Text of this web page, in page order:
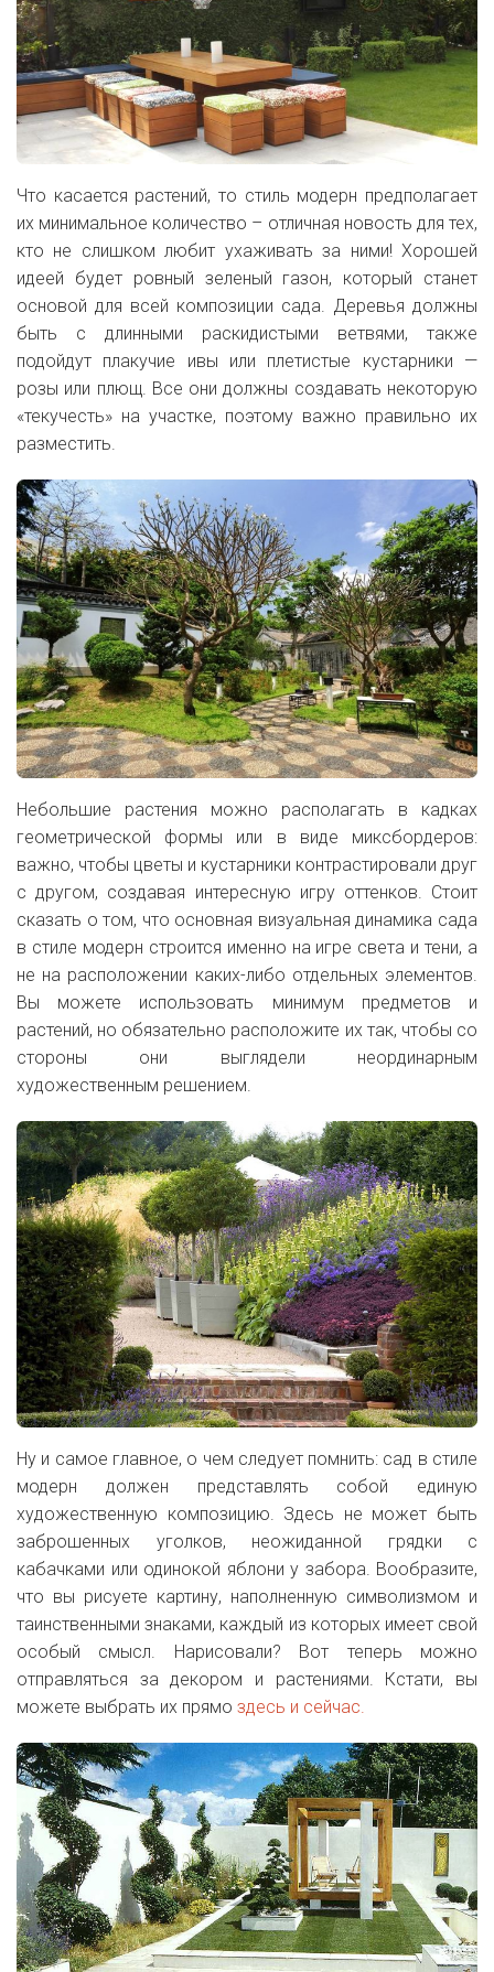
Что касается растений, то стиль модерн предполагает
их минимальное количество – отличная новость для тех,
кто не слишком любит ухаживать за ними! Хорошей
идеей будет ровный зеленый газон, который станет
основой для всей композиции сада. Деревья должны
быть с длинными раскидистыми ветвями, также
подойдут плакучие ивы или плетистые кустарники —
розы или плющ. Все они должны создавать некоторую
«текучесть» на участке, поэтому важно правильно их
разместить.
Небольшие растения можно располагать в кадках
геометрической формы или в виде миксбордеров:
важно, чтобы цветы и кустарники контрастировали друг
с другом, создавая интересную игру оттенков. Стоит
сказать о том, что основная визуальная динамика сада
в стиле модерн строится именно на игре света и тени, а
не на расположении каких-либо отдельных элементов.
Вы можете использовать минимум предметов и
растений, но обязательно расположите их так, чтобы со
стороны они выглядели неординарным
художественным решением.
Ну и самое главное, о чем следует помнить: сад в стиле
модерн должен представлять собой единую
художественную композицию. Здесь не может быть
заброшенных уголков, неожиданной грядки с
кабачками или одинокой яблони у забора. Вообразите,
что вы рисуете картину, наполненную символизмом и
таинственными знаками, каждый из которых имеет свой
особый смысл. Нарисовали? Вот теперь можно
отправляться за декором и растениями. Кстати, вы
можете выбрать их прямо здесь и сейчас.